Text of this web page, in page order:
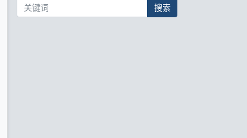
搜索